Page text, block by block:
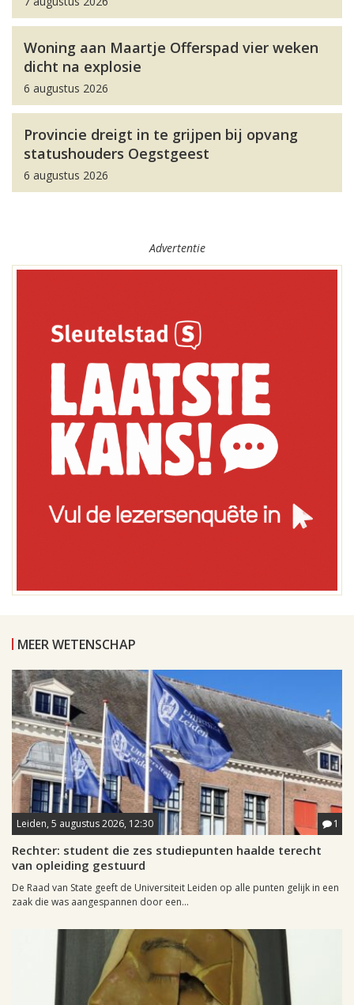
Woning aan Maartje Offerspad vier weken
dicht na explosie
6 augustus 2026
Provincie dreigt in te grijpen bij opvang
statushouders Oegstgeest
6 augustus 2026
Advertentie
MEER WETENSCHAP
Leiden, 5 augustus 2026, 12:30 1
Rechter: student die zes studiepunten haalde terecht
van opleiding gestuurd
De Raad van State geeft de Universiteit Leiden op alle punten gelijk in een
zaak die was aangespannen door een...